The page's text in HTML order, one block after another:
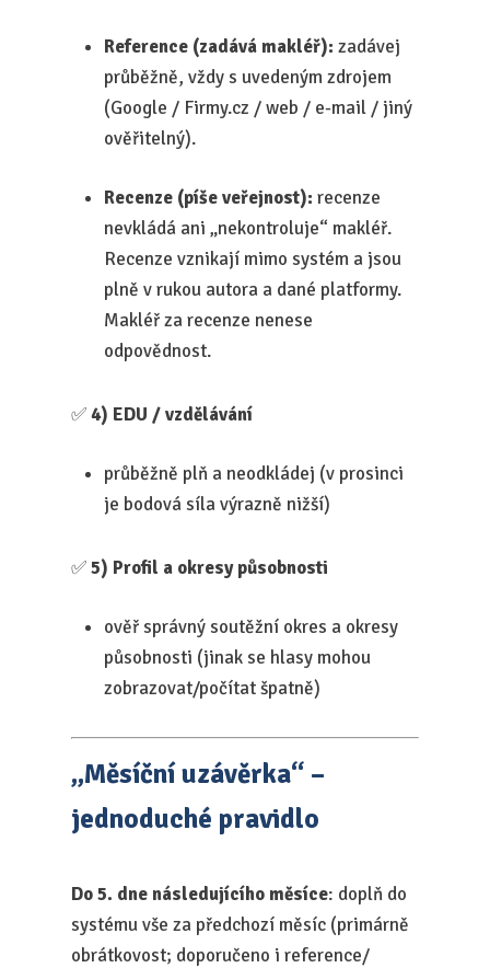
Reference (zadává makléř): zadávej
průběžně, vždy s uvedeným zdrojem
(Google / Firmy.cz / web / e-mail / jiný
ověřitelný).
Recenze (píše veřejnost): recenze
nevkládá ani „nekontroluje“ makléř.
Recenze vznikají mimo systém a jsou
plně v rukou autora a dané platformy.
Makléř za recenze nenese
odpovědnost.
✅4) EDU / vzdělávání
průběžně plň a neodkládej (v prosinci
je bodová síla výrazně nižší)
✅5) Profil a okresy působnosti
ověř správný soutěžní okres a okresy
působnosti (jinak se hlasy mohou
zobrazovat/počítat špatně)
„Měsíční uzávěrka“ –
jednoduché pravidlo
Do 5. dne následujícího měsíce: doplň do
systému vše za předchozí měsíc (primárně
obrátkovost; doporučeno i reference/